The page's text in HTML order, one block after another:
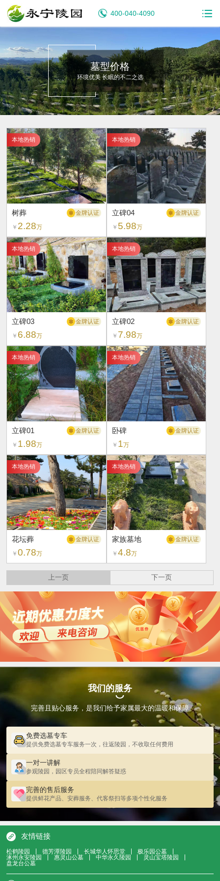
400-040-4090
墓型价格
环境优美 长眠的不二之选
本地热销
树葬 金牌认证
￥ 2.28万
本地热销
立碑04 金牌认证
￥ 5.98万
本地热销
立碑03 金牌认证
￥ 6.88万
本地热销
立碑02 金牌认证
￥ 7.98万
本地热销
立碑01 金牌认证
￥ 1.98万
本地热销
卧碑 金牌认证
￥ 1万
本地热销
花坛葬 金牌认证
￥0.78万
本地热销
家族墓地 金牌认证
￥ 4.8万
上一页 下一页
我们的服务
完善且贴心服务，是我们给予家属最大的温暖和保障
免费选墓专车
提供免费选墓专车服务一次，往返陵园，不收取任何费用
一对一讲解
参观陵园，园区专员全程陪同解答疑惑
完善的售后服务
提供鲜花产品、安葬服务、代客祭扫等多项个性化服务
友情链接
松鹤陵园 德芳潭陵园 长城华人怀思堂
极乐园公墓
涿州永安陵园
惠灵山公墓 中华永久陵园
灵山宝塔陵园
盘龙台公墓